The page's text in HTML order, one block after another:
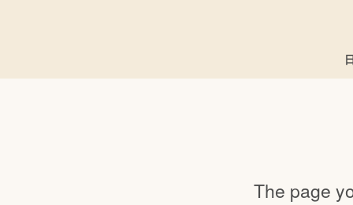
The page